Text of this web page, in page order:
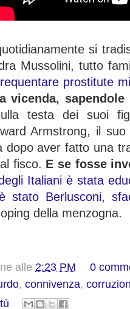
si
Mussolini, tutto
prostitute
vicenda,
testa dei suoi
Armstrong, il
dopo aver fatto una
fisco. E se fosse
Italiani è stata
stato Berlusconi,
della menzogna.
alle 2:23 PM
0
, connivenza,